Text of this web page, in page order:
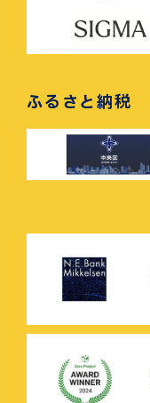
ふるさと納税